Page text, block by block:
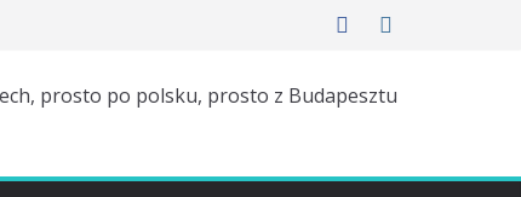
prosto po polsku, prosto z Budapesztu